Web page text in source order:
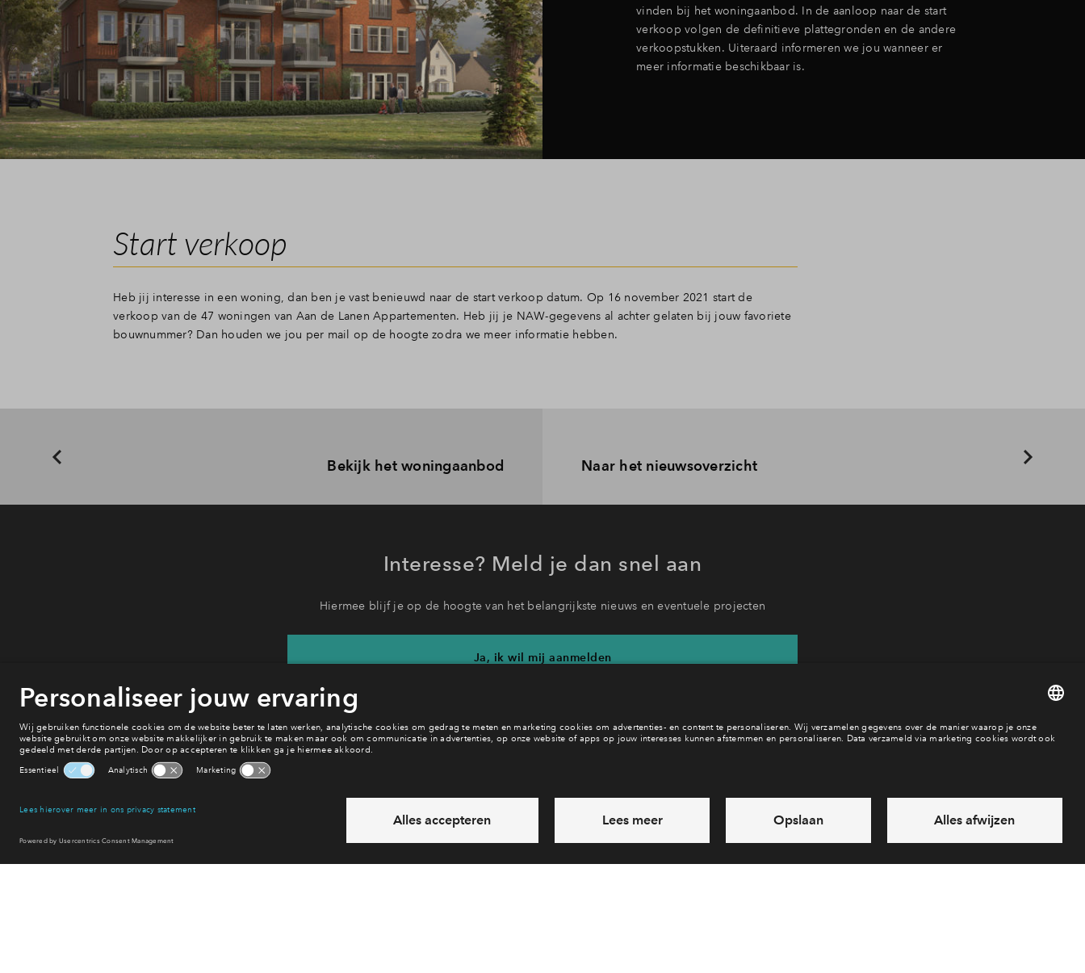
vinden bij het woningaanbod. In de aanloop naar de start
verkoop volgen de definitieve plattegronden en de andere
verkoopstukken. Uiteraard informeren we jou wanneer er
meer informatie beschikbaar is.
Start verkoop
Heb jij interesse in een woning, dan ben je vast benieuwd naar de start verkoop datum. Op 16 november 2021 start de
verkoop van de 47 woningen van Aan de Lanen Appartementen. Heb jij je NAW-gegevens al achter gelaten bij jouw favoriete
bouwnummer? Dan houden we jou per mail op de hoogte zodra we meer informatie hebben.
Bekijk het woningaanbod Naar het nieuwsoverzicht
Interesse? Meld je dan snel aan
Hiermee blijf je op de hoogte van het belangrijkste nieuws en eventuele projecten
Ja, ik wil mij aanmelden
Heb je een vraag en wil je direct antwoord? Bel ons op 088 712 21 29
via chat en telefoon